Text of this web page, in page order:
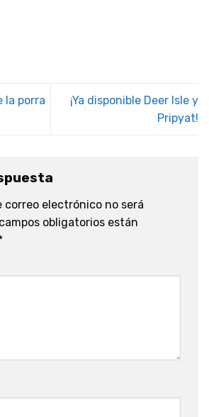
la porra
¡Ya disponible Deer Isle y
Pripyat!
correo electrónico no será
obligatorios están